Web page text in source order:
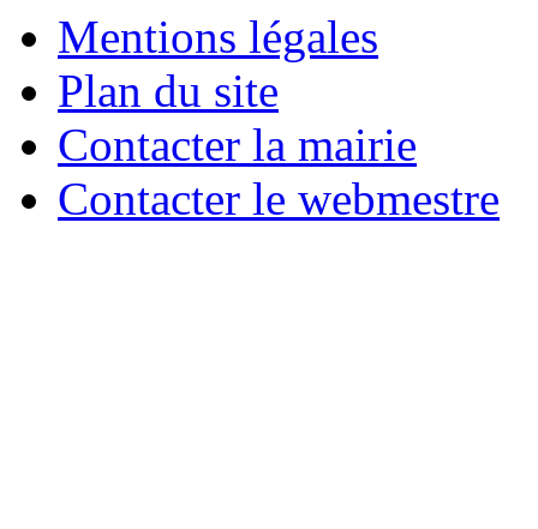
Mentions légales
Plan du site
Contacter la mairie
Contacter le webmestre